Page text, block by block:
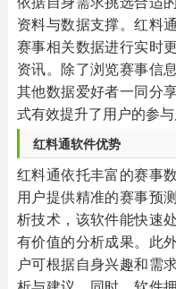
资料与数据支撑。红料
赛事相关数据进行实时
资讯。除了浏览赛事信
其他数据爱好者一同分
式有效提升了用户的参
红料通软件优势
红料通依托丰富的赛事
用户提供精准的赛事预
析技术，该软件能快速
有价值的分析成果。此
户可根据自身兴趣和需